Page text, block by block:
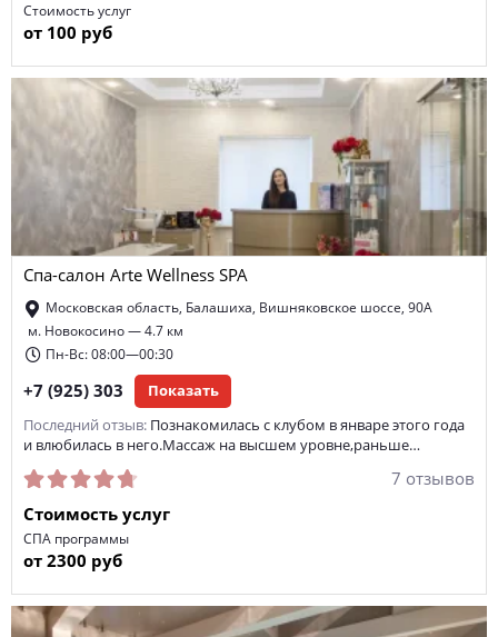
Стоимость услуг
от 100 руб
Спа-салон Arte Wellness SPA
Московская область, Балашиха, Вишняковское шоссе, 90А
м. Новокосино — 4.7 км
Пн-Вс: 08:00—00:30
+7 (925) 303 Показать
Последний отзыв: Познакомилась с клубом в январе этого года
и влюбилась в него.Массаж на высшем уровне,раньше…
7 отзывов
Стоимость услуг
СПА программы
от 2300 руб